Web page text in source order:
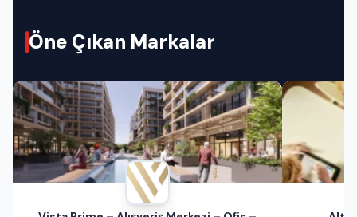
Öne Çıkan Markalar